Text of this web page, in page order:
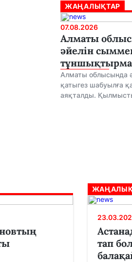
ЖАҢАЛЫҚТАР
07.08.2026
Алматы
әйелін
Алматы облысында
қатыгез шабуылға
аяқталды.
тап